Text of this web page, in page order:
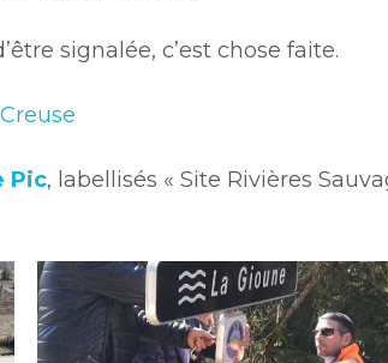
signalée, c’est chose faite.
Pic, labellisés « Site Rivières
2